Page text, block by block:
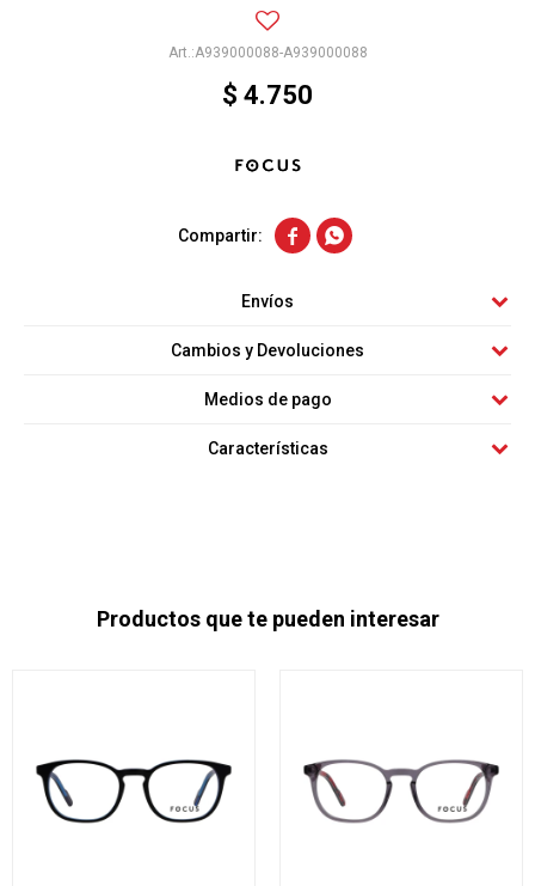
A939000088-A939000088
$ 4.750
 
Envíos
Cambios y Devoluciones
Medios de pago
Características
Productos que te pueden interesar